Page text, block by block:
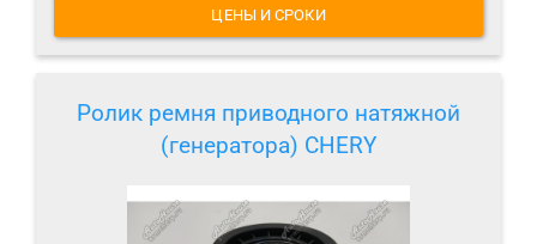
ЦЕНЫ И СРОКИ
Ролик ремня приводного натяжной
(генератора) CHERY